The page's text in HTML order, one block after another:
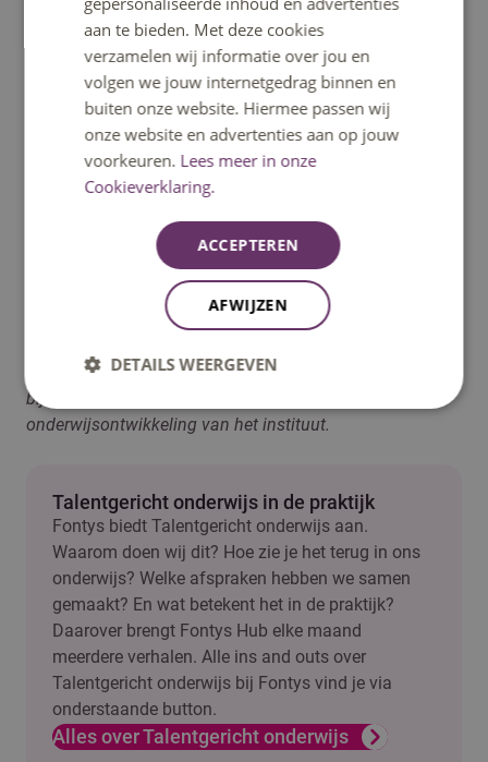
beoordelen en de samenwerking met het werkveld. We
ontwikkelen daarin voortdurend door. Ik heb er alle
vertrouwen in dat we daar de komende jaren samen een
modus in vinden.’
Feedback studenten
Onderwijsontwikkeling is volgens de twee een kwestie
hecht en wij kunnen als studenten alles zeggen tegen
docenten. Je merkt dat onze feedback écht wordt
meegenomen. Ik merk dat er nu, in het tweede jaar, al
veel meer duidelijkheid in het onderwijs zit.’
Madelon Pijnenburg, links op de foto, is adjunct-directeur
bij Fontys Paramedisch en ook nauw betrokken bij de
onderwijsontwikkeling van het instituut.
Talentgericht onderwijs in de praktijk
Fontys biedt Talentgericht onderwijs aan.
Waarom doen wij dit? Hoe zie je het terug in ons
onderwijs? Welke afspraken hebben we samen
gemaakt? En wat betekent het in de praktijk?
Daarover brengt Fontys Hub elke maand
meerdere verhalen. Alle ins and outs over
Talentgericht onderwijs bij Fontys vind je via
onderstaande button.
Alles over Talentgericht onderwijs
aan te bieden. Met deze cookies
verzamelen wij informatie over jou en
volgen we jouw internetgedrag binnen en
buiten onze website. Hiermee passen wij
onze website en advertenties aan op jouw
voorkeuren. Lees meer in onze
Cookieverklaring.
ACCEPTEREN
AFWIJZEN
DETAILS WEERGEVEN